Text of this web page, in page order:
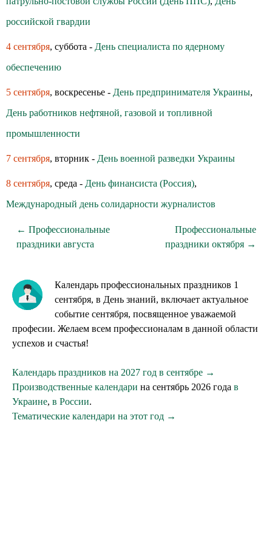
российской гвардии
4 сентября, суббота - День специалиста по ядерному
обеспечению
5 сентября, воскресенье - День предпринимателя Украины,
День работников нефтяной, газовой и топливной
промышленности
7 сентября, вторник - День военной разведки Украины
8 сентября, среда - День финансиста (Россия),
Международный день солидарности журналистов
← Профессиональные
праздники августа
Профессиональные
праздники октября →
Календарь профессиональных праздников 1
сентября, в День знаний, включает актуальное
событие сентября, посвященное уважаемой
професии. Желаем всем профессионалам в данной области
успехов и счастья!
Календарь праздников на 2027 год в сентябре →
Производственные календари на сентябрь 2026 года в
Украине, в России.
Тематические календари на этот год →